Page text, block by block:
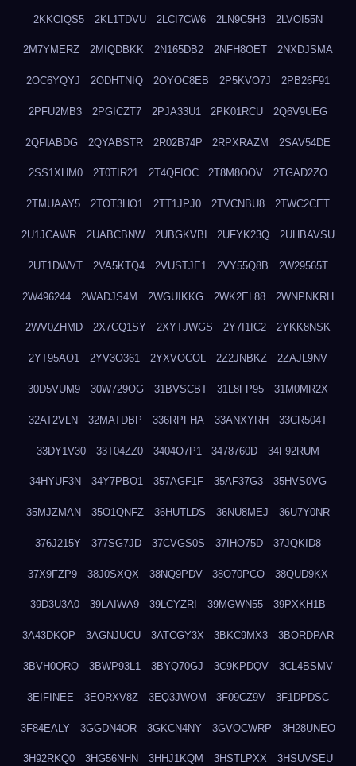
2KKCIQS5 2KL1TDVU 2LCI7CW6 2LN9C5H3 2LVOI55N
2M7YMERZ 2MIQDBKK 2N165DB2 2NFH8OET 2NXDJSMA
2OC6YQYJ 2ODHTNIQ 2OYOC8EB 2P5KVO7J 2PB26F91
2PFU2MB3 2PGICZT7 2PJA33U1 2PK01RCU 2Q6V9UEG
2QFIABDG 2QYABSTR 2R02B74P 2RPXRAZM 2SAV54DE
2SS1XHM0 2T0TIR21 2T4QFIOC 2T8M8OOV 2TGAD2ZO
2TMUAAY5 2TOT3HO1 2TT1JPJ0 2TVCNBU8 2TWC2CET
2U1JCAWR 2UABCBNW 2UBGKVBI 2UFYK23Q 2UHBAVSU
2UT1DWVT 2VA5KTQ4 2VUSTJE1 2VY55Q8B 2W29565T
2W496244 2WADJS4M 2WGUIKKG 2WK2EL88 2WNPNKRH
2WV0ZHMD 2X7CQ1SY 2XYTJWGS 2Y7I1IC2 2YKK8NSK
2YT95AO1 2YV3O361 2YXVOCOL 2Z2JNBKZ 2ZAJL9NV
30D5VUM9 30W729OG 31BVSCBT 31L8FP95 31M0MR2X
32AT2VLN 32MATDBP 336RPFHA 33ANXYRH 33CR504T
33DY1V30 33T04ZZ0 3404O7P1 3478760D 34F92RUM
34HYUF3N 34Y7PBO1 357AGF1F 35AF37G3 35HVS0VG
35MJZMAN 35O1QNFZ 36HUTLDS 36NU8MEJ 36U7Y0NR
376J215Y 377SG7JD 37CVGS0S 37IHO75D 37JQKID8
37X9FZP9 38J0SXQX 38NQ9PDV 38O70PCO 38QUD9KX
39D3U3A0 39LAIWA9 39LCYZRI 39MGWN55 39PXKH1B
3A43DKQP 3AGNJUCU 3ATCGY3X 3BKC9MX3 3BORDPAR
3BVH0QRQ 3BWP93L1 3BYQ70GJ 3C9KPDQV 3CL4BSMV
3EIFINEE 3EORXV8Z 3EQ3JWOM 3F09CZ9V 3F1DPDSC
3F84EALY 3GGDN4OR 3GKCN4NY 3GVOCWRP 3H28UNEO
3H92RKQ0 3HG56NHN 3HHJ1KQM 3HSTLPXX 3HSUVSEU